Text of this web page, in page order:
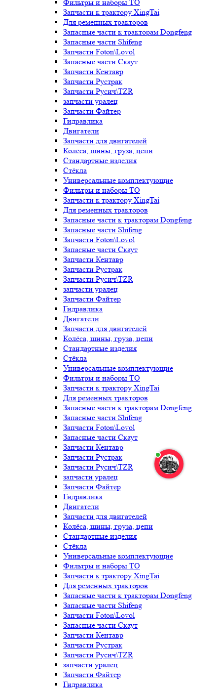
Фильтры и наборы ТО
Запчасти к трактору XingTai
Для ременных тракторов
Запасные части к тракторам Dongfeng
Запасные части Shifeng
Запчасти Foton\Lovol
Запасные части Скаут
Запчасти Кентавр
Запчасти Рустрак
Запчасти Русич\TZR
запчасти уралец
Запчасти Файтер
Гидравлика
Двигатели
Запчасти для двигателей
Колёса, шины, груза, цепи
Стандартные изделия
Стёкла
Универсальные комплектующие
Фильтры и наборы ТО
Запчасти к трактору XingTai
Для ременных тракторов
Запасные части к тракторам Dongfeng
Запасные части Shifeng
Запчасти Foton\Lovol
Запасные части Скаут
Запчасти Кентавр
Запчасти Рустрак
Запчасти Русич\TZR
запчасти уралец
Запчасти Файтер
Гидравлика
Двигатели
Запчасти для двигателей
Колёса, шины, груза, цепи
Стандартные изделия
Стёкла
Универсальные комплектующие
Фильтры и наборы ТО
Запчасти к трактору XingTai
Для ременных тракторов
Запасные части к тракторам Dongfeng
Запасные части Shifeng
Запчасти Foton\Lovol
Запасные части Скаут
Запчасти Кентавр
Запчасти Рустрак
Запчасти Русич\TZR
запчасти уралец
Запчасти Файтер
Гидравлика
Двигатели
Запчасти для двигателей
Колёса, шины, груза, цепи
Стандартные изделия
Стёкла
Универсальные комплектующие
Фильтры и наборы ТО
Запчасти к трактору XingTai
Для ременных тракторов
Запасные части к тракторам Dongfeng
Запасные части Shifeng
Запчасти Foton\Lovol
Запасные части Скаут
Запчасти Кентавр
Запчасти Рустрак
Запчасти Русич\TZR
запчасти уралец
Запчасти Файтер
Гидравлика